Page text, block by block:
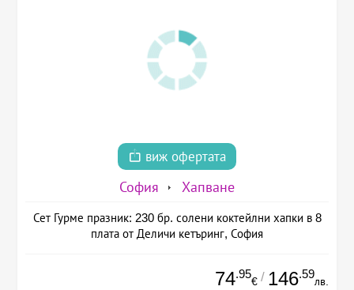
виж офертата
София Хапване
Сет Гурме празник: 230 бр. солени коктейлни хапки в 8
плата от Деличи кетъринг, София
74.95
€ / 146.59
лв.